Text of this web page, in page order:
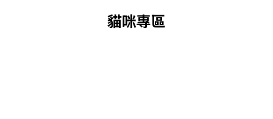
貓咪專區